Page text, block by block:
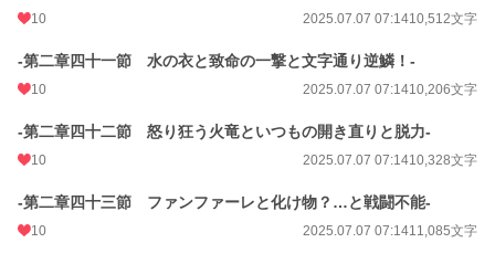
10 2025.07.07 07:1410,512文字
-第二章四十一節 水の衣と致命の一撃と文字通り逆鱗！-
10 2025.07.07 07:1410,206文字
-第二章四十二節 怒り狂う火竜といつもの開き直りと脱力-
10 2025.07.07 07:1410,328文字
-第二章四十三節 ファンファーレと化け物？…と戦闘不能-
10 2025.07.07 07:1411,085文字